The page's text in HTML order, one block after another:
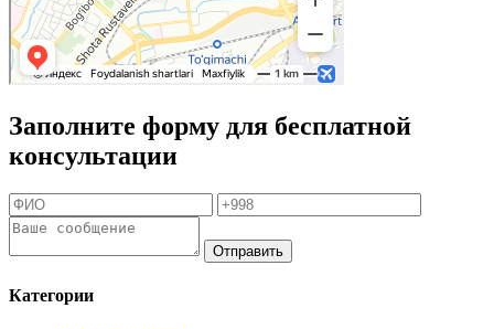
Заполните форму для бесплатной
консультации
Отправить
Категории